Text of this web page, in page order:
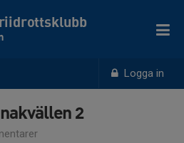
Logga in
2